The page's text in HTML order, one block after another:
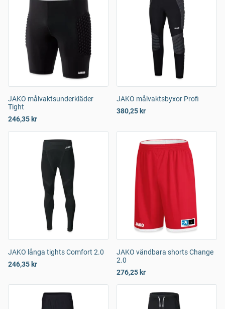
JAKO målvaktsunderkläder
Tight
246,35 kr
JAKO målvaktsbyxor Profi
380,25 kr
JAKO långa tights Comfort 2.0
246,35 kr
JAKO vändbara shorts Change
2.0
276,25 kr